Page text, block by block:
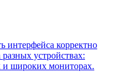
интерфейса корректно
устройствах:
и широких мониторах.